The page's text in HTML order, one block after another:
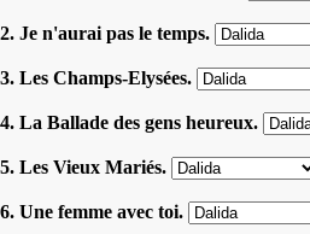
2. Je n'aurai pas le temps.
3. Les Champs-Elysées.
4. La Ballade des gens heureux.
5. Les Vieux Mariés.
6. Une femme avec toi.